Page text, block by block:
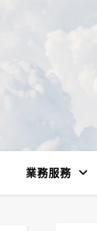
業務服務